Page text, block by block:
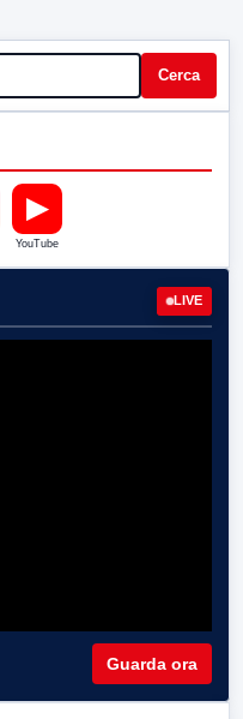
Cerca
▶
YouTube
LIVE
Guarda ora